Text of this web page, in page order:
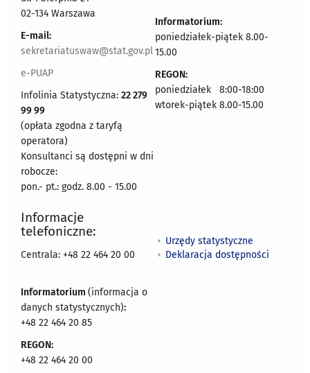
02-134 Warszawa
E-mail:
sekretariatuswaw@stat.gov.pl
e-PUAP
Infolinia Statystyczna: 22 279
99 99
(opłata zgodna z taryfą
operatora)
Konsultanci są dostępni w dni
robocze:
pon.- pt.: godz. 8.00 - 15.00
Informatorium:
poniedziałek-piątek 8.00-
15.00
REGON:
poniedziałek 8:00-18:00
wtorek-piątek 8.00-15.00
Informacje
telefoniczne:
Centrala: +48 22 464 20 00
Informatorium (informacja o
danych statystycznych):
+48 22 464 20 85
REGON:
+48 22 464 20 00
Urzędy statystyczne
Deklaracja dostępności